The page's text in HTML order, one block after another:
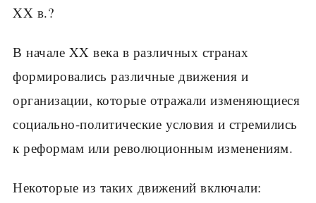
XX в.?
В начале XX века в различных странах
формировались различные движения и
организации, которые отражали изменяющиеся
социально-политические условия и стремились
к реформам или революционным изменениям.
Некоторые из таких движений включали: